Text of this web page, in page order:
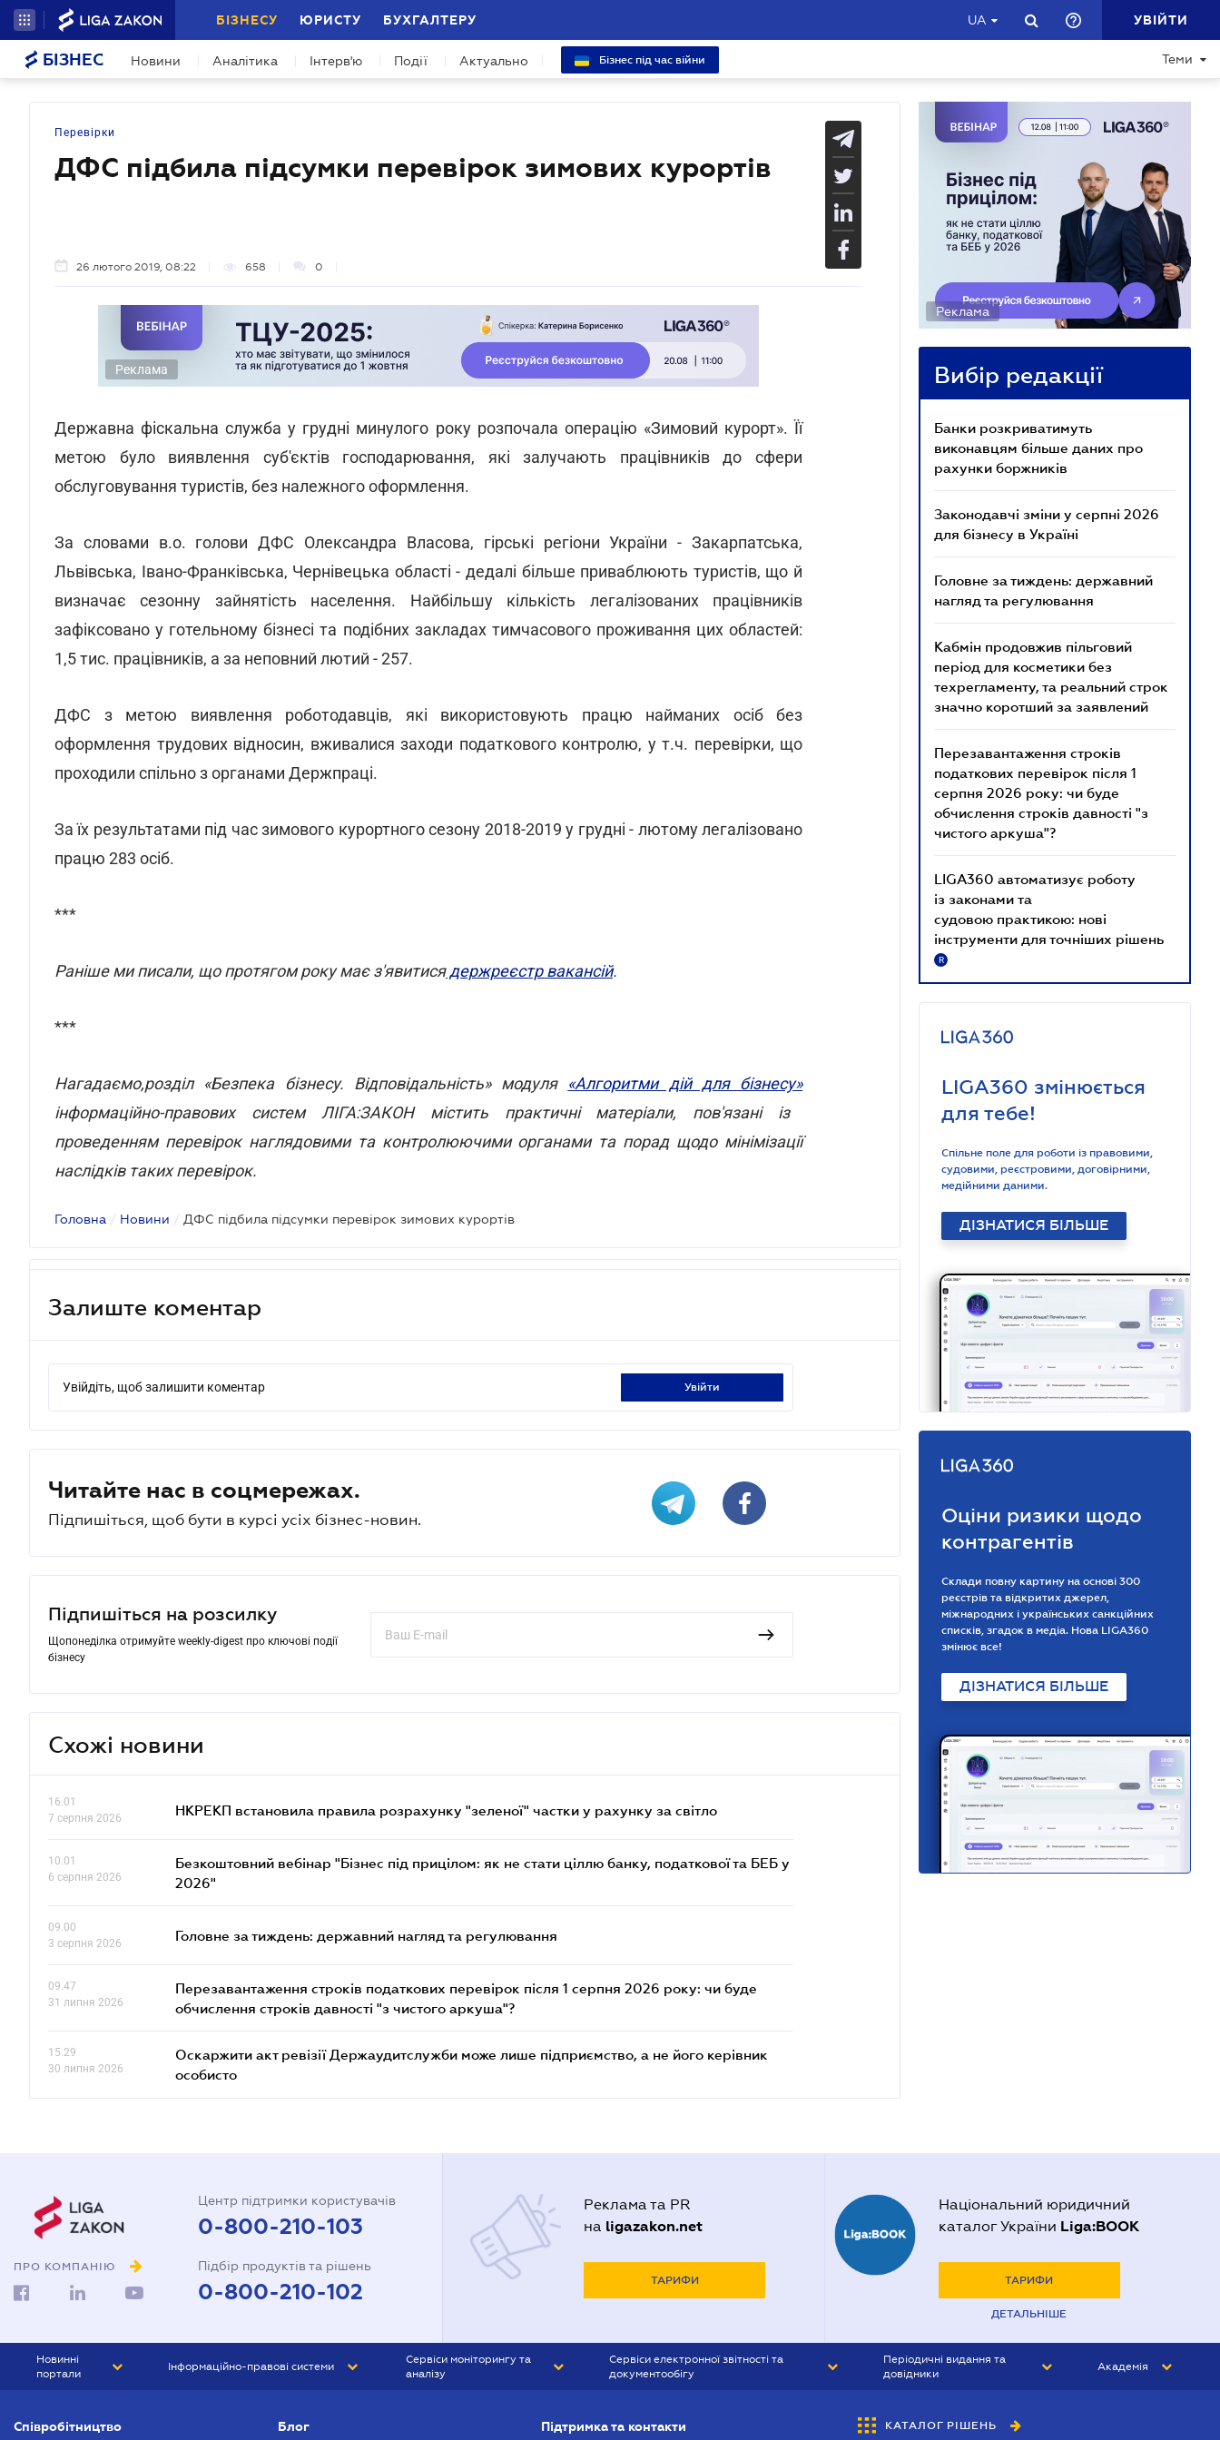
БІЗНЕСУ ЮРИСТУ БУХГАЛТЕРУ UA УВІЙТИ
БІЗНЕС Новини Аналітика Інтерв'ю Події Актуально Бізнес під час війни Теми
Перевірки
ДФС підбила підсумки перевірок зимових курортів
26 лютого 2019, 08:22 658 0
Реклама
Державна фіскальна служба у грудні минулого року розпочала операцію «Зимовий курорт». Її
метою було виявлення суб'єктів господарювання, які залучають працівників до сфери
обслуговування туристів, без належного оформлення.
За словами в.о. голови ДФС Олександра Власова, гірські регіони України - Закарпатська,
Львівська, Івано-Франківська, Чернівецька області - дедалі більше приваблюють туристів, що й
визначає сезонну зайнятість населення. Найбільшу кількість легалізованих працівників
зафіксовано у готельному бізнесі та подібних закладах тимчасового проживання цих областей:
1,5 тис. працівників, а за неповний лютий - 257.
ДФС з метою виявлення роботодавців, які використовують працю найманих осіб без
оформлення трудових відносин, вживалися заходи податкового контролю, у т.ч. перевірки, що
проходили спільно з органами Держпраці.
За їх результатами під час зимового курортного сезону 2018-2019 у грудні - лютому легалізовано
працю 283 осіб.
***
Раніше ми писали, що протягом року має з'явитисядержреєстр вакансій.
***
Нагадаємо,розділ «Безпека бізнесу. Відповідальність» модуля «Алгоритми дій для бізнесу»
інформаційно-правових систем ЛІГА:ЗАКОН містить практичні матеріали, пов'язані із
проведенням перевірок наглядовими та контролюючими органами та порад щодо мінімізації
наслідків таких перевірок.
Головна / Новини / ДФС підбила підсумки перевірок зимових курортів
Залиште коментар
Увійдіть, щоб залишити коментар увійти
Читайте нас в соцмережах.
Підпишіться, щоб бути в курсі усіх бізнес-новин.
Підпишіться на розсилку
Щопонеділка отримуйте weekly-digest про ключові події
бізнесу
Схожі новини
16.01
7 серпня 2026
НКРЕКП встановила правила розрахунку "зеленої" частки у рахунку за світло
10.01
6 серпня 2026
Безкоштовний вебінар "Бізнес під прицілом: як не стати ціллю банку, податкової та БЕБ у
2026"
09.00
3 серпня 2026
Головне за тиждень: державний нагляд та регулювання
09.47
31 липня 2026
Перезавантаження строків податкових перевірок після 1 серпня 2026 року: чи буде
обчислення строків давності "з чистого аркуша"?
15.29
30 липня 2026
Оскаржити акт ревізії Держаудитслужби може лише підприємство, а не його керівник
особисто
Реклама
Вибір редакції
Банки розкриватимуть
виконавцям більше даних про
рахунки боржників
Законодавчі зміни у серпні 2026
для бізнесу в Україні
Головне за тиждень: державний
нагляд та регулювання
Кабмін продовжив пільговий
період для косметики без
техрегламенту, та реальний строк
значно коротший за заявлений
Перезавантаження строків
податкових перевірок після 1
серпня 2026 року: чи буде
обчислення строків давності "з
чистого аркуша"?
LIGA360 автоматизує роботу
із законами та
судовою практикою: нові
інструменти для точніших рішень
R
LIGA360 змінюється
для тебе!
Спільне поле для роботи із правовими,
судовими, реєстровими, договірними,
медійними даними.
ДІЗНАТИСЯ БІЛЬШЕ
Оціни ризики щодо
контрагентів
Склади повну картину на основі 300
реєстрів та відкритих джерел,
міжнародних і українських санкційних
списків, згадок в медіа. Нова LIGA360
змінює все!
ДІЗНАТИСЯ БІЛЬШЕ
ПРО КОМПАНІЮ
Центр підтримки користувачів
0-800-210-103
Підбір продуктів та рішень
0-800-210-102
Реклама та PR
на ligazakon.net
ТАРИФИ
Національний юридичний
каталог України Liga:BOOK
ТАРИФИ
ДЕТАЛЬНІШЕ
Новинні
портали
БІЗНЕС
Інформаційно-правові системи
Сервіси моніторингу та
аналізу
Сервіси електронної звітності та
документообігу
Періодичні видання та
довідники
БУХГАЛТЕР&ЗАКОН
Академія
Співробітництво Блог Підтримка та контакти КАТАЛОГ РІШЕНЬ